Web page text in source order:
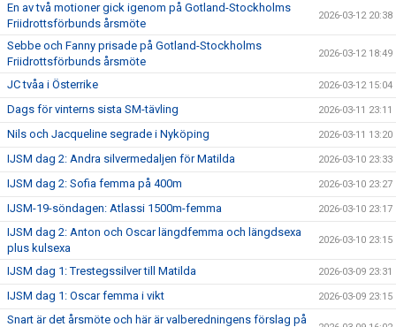
En av två motioner gick igenom på Gotland-Stockholms
Friidrottsförbunds årsmöte
2026-03-12 20:38
Sebbe och Fanny prisade på Gotland-Stockholms
Friidrottsförbunds årsmöte
2026-03-12 18:49
JC tvåa i Österrike 2026-03-12 15:04
Dags för vinterns sista SM-tävling 2026-03-11 23:11
Nils och Jacqueline segrade i Nyköping 2026-03-11 13:20
IJSM dag 2: Andra silvermedaljen för Matilda 2026-03-10 23:33
IJSM dag 2: Sofia femma på 400m 2026-03-10 23:27
IJSM-19-söndagen: Atlassi 1500m-femma 2026-03-10 23:17
IJSM dag 2: Anton och Oscar längdfemma och längdsexa
plus kulsexa
2026-03-10 23:15
IJSM dag 1: Trestegssilver till Matilda 2026-03-09 23:31
IJSM dag 1: Oscar femma i vikt 2026-03-09 23:15
Snart är det årsmöte och här är valberedningens förslag på